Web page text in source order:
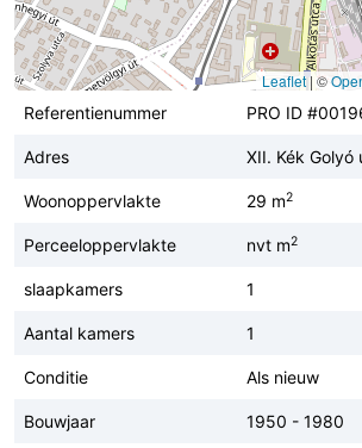
Leaflet| ©
Referentienummer
PRO ID
Adres XII. Kék Golyó
Woonoppervlakte 29 m2
Perceeloppervlakte nvt m2
slaapkamers 1
Aantal kamers 1
Conditie Als nieuw
Bouwjaar 1950 - 1980